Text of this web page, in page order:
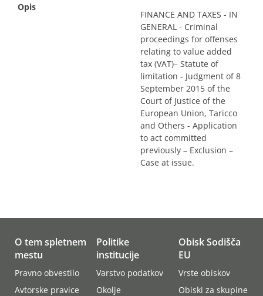
Opis
FINANCE AND TAXES - IN
GENERAL - Criminal
proceedings for offenses
relating to value added
tax (VAT)– Statute of
limitation - Judgment of 8
September 2015 of the
Court of Justice of the
European Union, Taricco
and Others - Application
to act committed
previously – Exclusion –
Case at issue.
O tem spletnem
mestu
Pravno obvestilo
Avtorske pravice
Politike
institucije
Varstvo podatkov
Okolje
Obisk Sodišča
EU
Vrste obiskov
Obiski za skupine